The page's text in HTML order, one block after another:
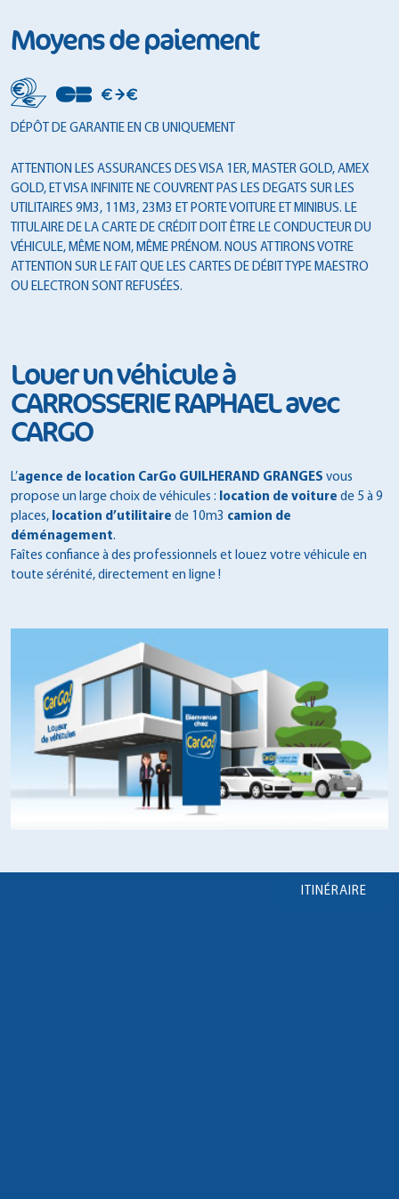
Moyens de paiement
DÉPÔT DE GARANTIE EN CB UNIQUEMENT
ATTENTION LES ASSURANCES DES VISA 1ER, MASTER GOLD, AMEX
GOLD, ET VISA INFINITE NE COUVRENT PAS LES DEGATS SUR LES
UTILITAIRES 9M3, 11M3, 23M3 ET PORTE VOITURE ET MINIBUS. LE
TITULAIRE DE LA CARTE DE CRÉDIT DOIT ÊTRE LE CONDUCTEUR DU
VÉHICULE, MÊME NOM, MÊME PRÉNOM. NOUS ATTIRONS VOTRE
ATTENTION SUR LE FAIT QUE LES CARTES DE DÉBIT TYPE MAESTRO
OU ELECTRON SONT REFUSÉES.
Louer un véhicule à
CARROSSERIE RAPHAEL avec
CARGO
L’agence de location CarGo GUILHERAND GRANGES vous
propose un large choix de véhicules : location de voiture de 5 à 9
places, location d’utilitaire de 10m3 camion de
déménagement.
Faîtes confiance à des professionnels et louez votre véhicule en
toute sérénité, directement en ligne !
ITINÉRAIRE